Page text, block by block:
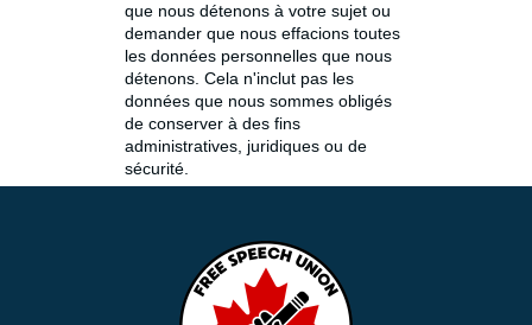
que nous détenons à votre sujet ou
demander que nous effacions toutes
les données personnelles que nous
détenons. Cela n'inclut pas les
données que nous sommes obligés
de conserver à des fins
administratives, juridiques ou de
sécurité.